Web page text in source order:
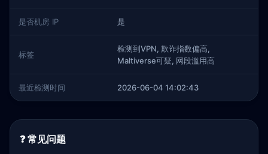
是否机房 IP 是
标签
检测到VPN, 欺诈指数偏高,
Maltiverse可疑, 网段滥用高
最近检测时间 2026-06-04 14:02:43
❓ 常见问题